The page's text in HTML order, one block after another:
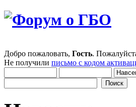
Добро пожаловать, Гость.
Не получили письмо с кодом